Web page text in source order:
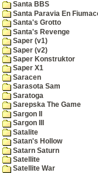
Santa BBS
Santa Paravia En
Santa's Grotto
Santa's Revenge
Saper (v1)
Saper (v2)
Saper Konstruktor
Saper X1
Saracen
Sarasota Sam
Saratoga
Sarepska The Game
Sargon II
Sargon III
Satalite
Satan's Hollow
Satarn Saturn
Satellite
Satellite War